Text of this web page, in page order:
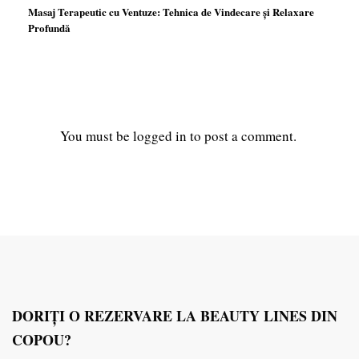
Masaj Terapeutic cu Ventuze: Tehnica de Vindecare și Relaxare
Profundă
You must be logged in to post a comment.
DORIŢI O REZERVARE LA BEAUTY LINES DIN
COPOU?